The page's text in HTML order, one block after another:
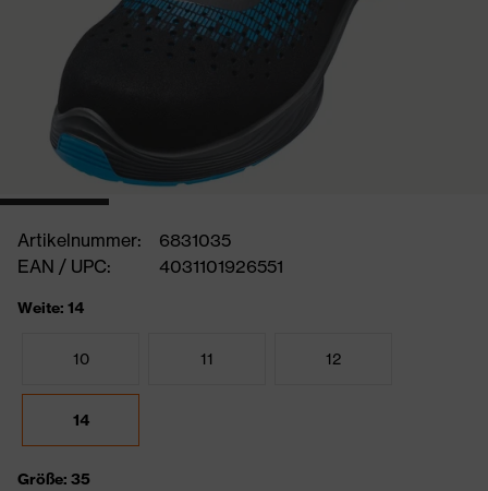
Artikelnummer:
6831035
EAN / UPC:
4031101926551
Weite: 14
10 11 12
14
Größe: 35